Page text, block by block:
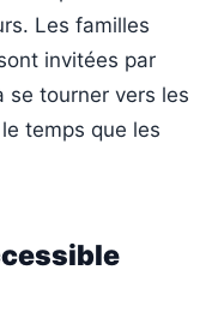
Les familles
invitées par
se tourner vers les
temps que les